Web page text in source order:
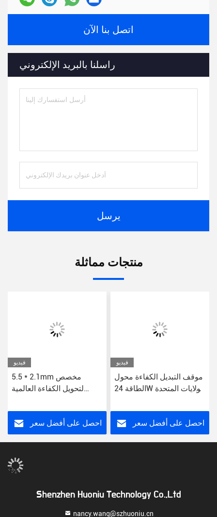
اتصل بنا الآن
راسلنا بالبريد الإلكتروني
يرسل
منتجات مماثلة
فيديو
5.5 * 2.1mm مخصص
لتحويل الكفاءة العالمية
الجهد 12 فولت DC US / EU
/ UK / AUاحصل على أفضل سعر
فيديو
موقف التبديل الكفاءة محول
الطاقة 24W الولايات المتحدة
المتحدة / أيو وصلة CE FCC
RoHS معتمدة
احصل على أفضل سعر
Shenzhen Huoniu Technology Co.,Ltd
nancy.wang@szhuoniu.cn